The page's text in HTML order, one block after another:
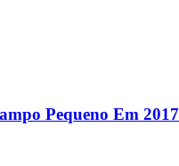
Pequeno Em 2017